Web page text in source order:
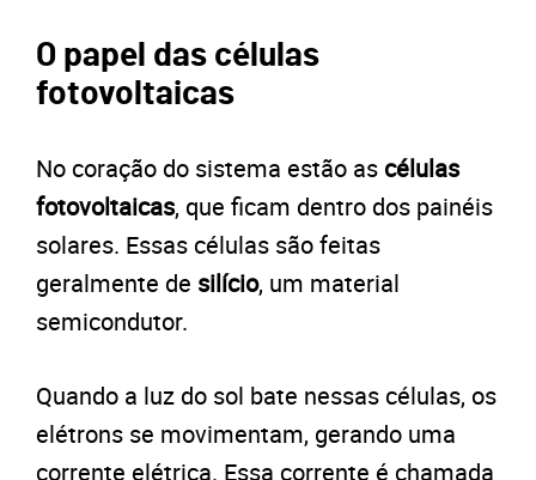
O papel das células
fotovoltaicas
No coração do sistema estão as células
fotovoltaicas, que ficam dentro dos painéis
solares. Essas células são feitas
geralmente de silício, um material
semicondutor.
Quando a luz do sol bate nessas células, os
elétrons se movimentam, gerando uma
corrente elétrica. Essa corrente é chamada